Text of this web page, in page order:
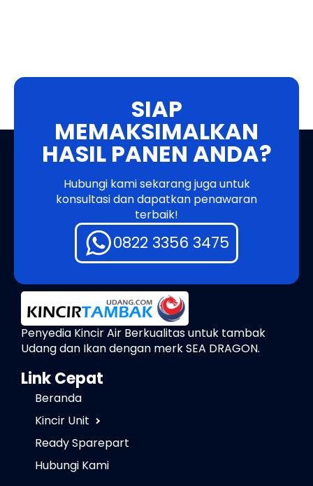
SIAP
MEMAKSIMALKAN
HASIL PANEN ANDA?
Hubungi kami sekarang juga untuk
konsultasi dan dapatkan penawaran
terbaik!
0822 3356 3475
Penyedia Kincir Air Berkualitas untuk tambak
Udang dan Ikan dengan merk SEA DRAGON.
Link Cepat
Beranda
Kincir Unit
Ready Sparepart
Hubungi Kami